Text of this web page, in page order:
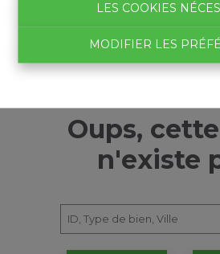
LES COOKIES
MODIFIER LES
Oups,
n'existe